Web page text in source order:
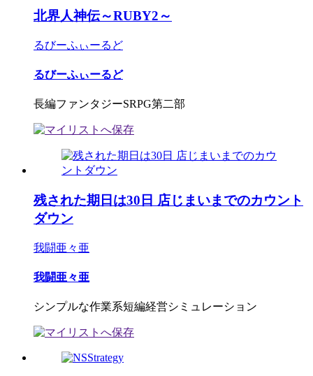
北界人神伝～RUBY2～
るびーふぃーるど
るびーふぃーるど
長編ファンタジーSRPG第二部
残された期日は30日 店じまいまでのカウント
ダウン
我闘亜々亜
我闘亜々亜
シンプルな作業系短編経営シミュレーション